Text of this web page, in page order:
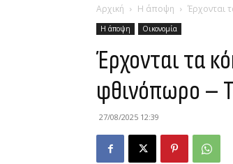
Αρχική Η άποψη Έρχονται
Η άποψη Οικονομία
Έρχονται τα
φθινόπωρο –
27/08/2025 12:39